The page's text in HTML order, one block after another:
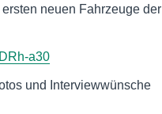
neuen Fahrzeuge der
a30
und Interviewwünsche